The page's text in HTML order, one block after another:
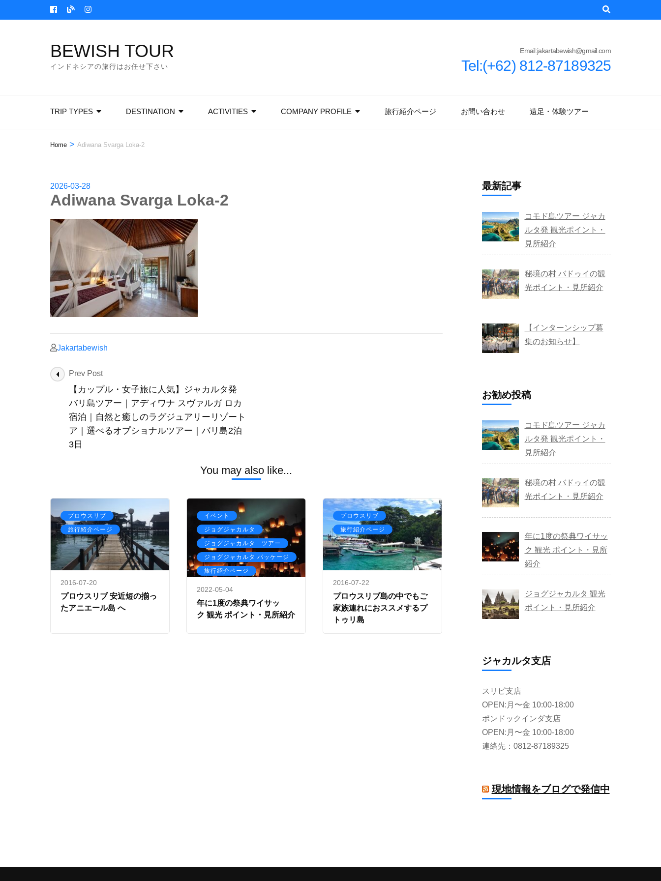
to
BEWISH TOUR
インドネシアの旅行はお任せ下さい
Email:jakartabewish@gmail.com
Tel:(+62) 812-87189325
TRIP TYPES DESTINATION ACTIVITIES COMPANY PROFILE 旅行紹介ページ お問い合わせ 遠足・体験ツアー
Home > Adiwana Svarga Loka-2
2026-03-28
Adiwana Svarga Loka-2
Jakartabewish
Post
Navigation
Prev Post
【カップル・女子旅に人気】ジャカルタ発
バリ島ツアー｜アディワナ スヴァルガ ロカ
宿泊｜自然と癒しのラグジュアリーリゾート
ア｜選べるオプショナルツアー｜バリ島2泊
3日
You may also like...
プロウスリブ ,
旅行紹介ページ
2016-07-20
プロウスリブ 安近短の揃っ
たアニエール島 へ
イベント ,
ジョグジャカルタ ,
ジョグジャカルタ ツアー ,
ジョグジャカルタ パッケージ ,
旅行紹介ページ
2022-05-04
年に1度の祭典ワイサッ
ク 観光 ポイント・見所紹介
プロウスリブ ,
旅行紹介ページ
2016-07-22
プロウスリブ島の中でもご
家族連れにおススメするプ
トゥリ島
最新記事
コモド島ツアー ジャカ
ルタ発 観光ポイント・
見所紹介
秘境の村 バドゥイの観
光ポイント・見所紹介
【インターンシップ募
集のお知らせ】
お勧め投稿
コモド島ツアー ジャカ
ルタ発 観光ポイント・
見所紹介
秘境の村 バドゥイの観
光ポイント・見所紹介
年に1度の祭典ワイサッ
ク 観光 ポイント・見所
紹介
ジョグジャカルタ 観光
ポイント・見所紹介
ジャカルタ支店
スリピ支店
OPEN:月〜金 10:00-18:00
ポンドックインダ支店
OPEN:月〜金 10:00-18:00
連絡先：0812-87189325
現地情報をブログで発信中